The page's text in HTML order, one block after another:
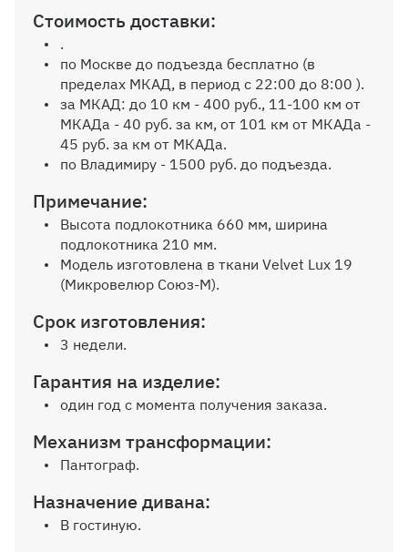
Независимые пружины
3600 ₽
Стоимость доставки:
.
по Москве до подъезда бесплатно (в
пределах МКАД, в период с 22:00 до 8:00 ).
за МКАД: до 10 км - 400 руб., 11-100 км от
МКАДа - 40 руб. за км, от 101 км от МКАДа -
45 руб. за км от МКАДа.
по Владимиру - 1500 руб. до подъезда.
Примечание:
Высота подлокотника 660 мм, ширина
подлокотника 210 мм.
Модель изготовлена в ткани Velvet Lux 19
(Микровелюр Союз-М).
Срок изготовления:
3 недели.
Гарантия на изделие:
один год с момента получения заказа.
Механизм трансформации:
Пантограф.
Назначение дивана:
В гостиную.